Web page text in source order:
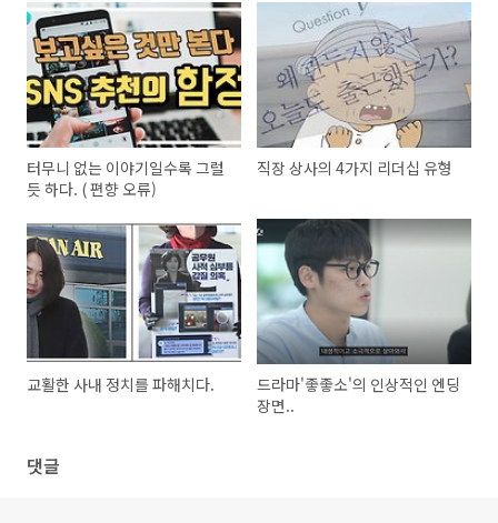
터무니 없는 이야기일수록 그럴
듯 하다. ( 편향 오류)
직장 상사의 4가지 리더십 유형
교활한 사내 정치를 파해치다.
드라마'좋좋소'의 인상적인 엔딩
장면..
댓글